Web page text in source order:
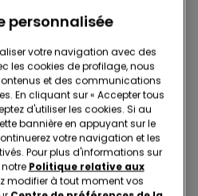
: -10% sur votre
personnalisée
votre navigation avec des
les cookies de profilage, nous
et des communications
En cliquant sur « Accepter tous
d'utiliser les cookies. Si au
bannière en appuyant sur le
votre navigation et les
Pour plus d'informations sur
Politique relative aux
modifier à tout moment vos